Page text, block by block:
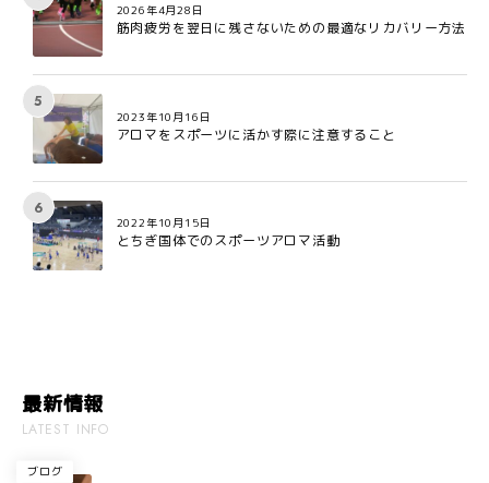
2026年4月28日
筋肉疲労を翌日に残さないための最適なリカバリー方法
2023年10月16日
アロマをスポーツに活かす際に注意すること
2022年10月15日
とちぎ国体でのスポーツアロマ活動
最新情報
LATEST INFO
ブログ